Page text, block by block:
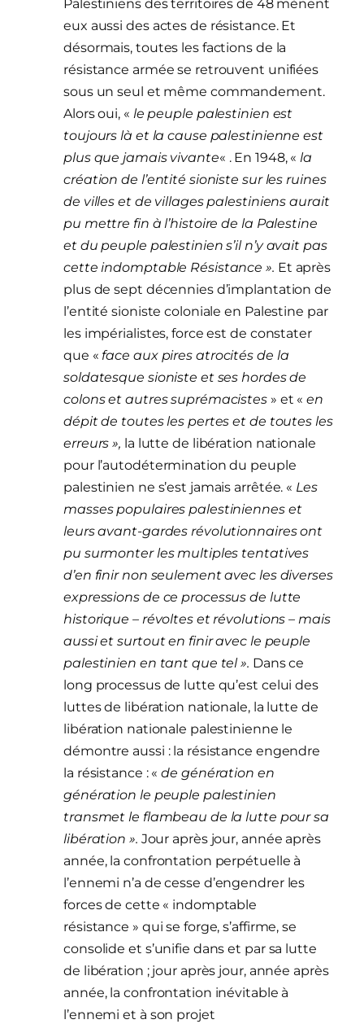
Palestiniens des territoires de 48 mènent
eux aussi des actes de résistance. Et
désormais, toutes les factions de la
résistance armée se retrouvent unifiées
sous un seul et même commandement.
Alors oui, « le peuple palestinien est
toujours là et la cause palestinienne est
plus que jamais vivante« . En 1948, «la
création de l’entité sioniste sur les ruines
de villes et de villages palestiniens aurait
pu mettre fin à l’histoire de la Palestine
et du peuple palestinien s’il n’y avait pas
cette indomptable Résistance ». Et après
plus de sept décennies d’implantation de
l’entité sioniste coloniale en Palestine par
les impérialistes, force est de constater
que « face aux pires atrocités de la
soldatesque sioniste et ses hordes de
colons et autres suprémacistes » et «en
dépit de toutes les pertes et de toutes les
erreurs », la lutte de libération nationale
pour l’autodétermination du peuple
palestinien ne s’est jamais arrêtée. « Les
masses populaires palestiniennes et
leurs avant-gardes révolutionnaires ont
pu surmonter les multiples tentatives
d’en finir non seulement avec les diverses
expressions de ce processus de lutte
historique – révoltes et révolutions – mais
aussi et surtout en finir avec le peuple
palestinien en tant que tel ». Dans ce
long processus de lutte qu’est celui des
luttes de libération nationale, la lutte de
libération nationale palestinienne le
démontre aussi : la résistance engendre
la résistance : «de génération en
génération le peuple palestinien
transmet le flambeau de la lutte pour sa
libération ». Jour après jour, année après
année, la confrontation perpétuelle à
l’ennemi n’a de cesse d’engendrer les
forces de cette « indomptable
résistance » qui se forge, s’affirme, se
consolide et s’unifie dans et par sa lutte
de libération ; jour après jour, année après
année, la confrontation inévitable à
l’ennemi et à son projet